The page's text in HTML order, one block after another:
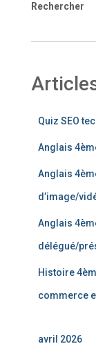
Rechercher
Quiz SEO
Anglais
Anglais
d’image/
Anglais
délégué/
Histoire
commerce
avril 2026